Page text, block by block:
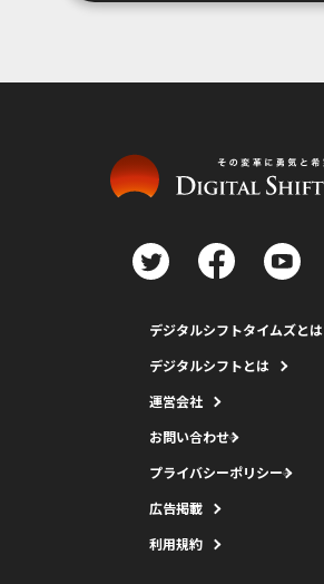
デジタルシフトタイムズとは
デジタルシフトとは
運営会社
お問い合わせ
プライバシーポリシー
広告掲載
利用規約